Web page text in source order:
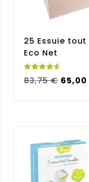
25 Essuie
Eco Net
Note
4.68
83,75€ Le
65,00